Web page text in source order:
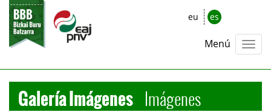
eu es
Menú
Galería Imágenes Imágenes